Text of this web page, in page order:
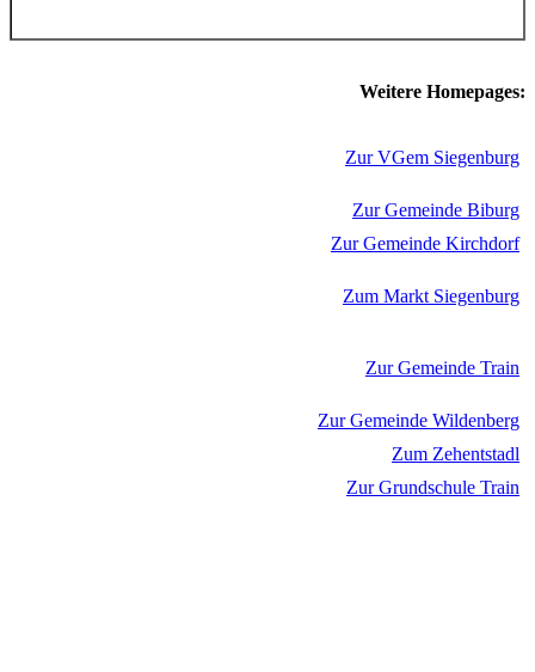
Weitere Homepages:
Zur VGem Siegenburg
Zur Gemeinde Biburg
Zur Gemeinde Kirchdorf
Zum Markt Siegenburg
Zur Gemeinde Train
Zur Gemeinde Wildenberg
Zum Zehentstadl
Zur Grundschule Train